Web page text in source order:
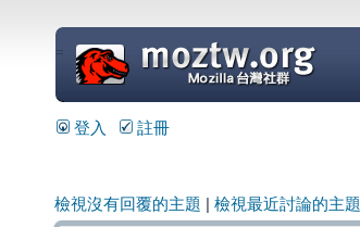
=
登入 註冊
檢視沒有回覆的主題 檢視最近討論的主題